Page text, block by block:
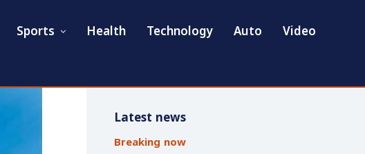
Sports Health Technology Auto Video
Latest news
Breaking now